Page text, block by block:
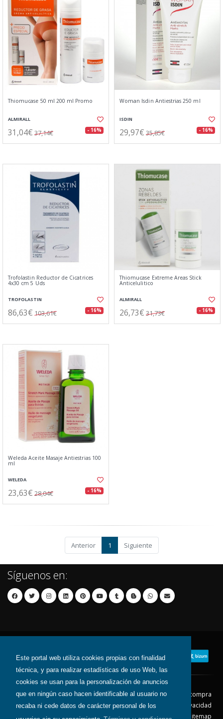
Este portal web utiliza cookies propias con finalidad
técnica, y para realizar estadísticas de uso Web, las
cookies se usan para la personalización de anuncios
que en ningún caso hacen identificable al usuario no
recaba ni cede datos de carácter personal de los
Thiomucase 50 ml 200 ml Promo
ALMIRALL
31,04€ 37,14€ - 16%
Woman Isdin Antiestrias 250 ml
ISDIN
29,97€ 35,85€ - 16%
Trofolastin Reductor de Cicatrices
4x30 cm 5 Uds
TROFOLASTIN
86,63€ 103,61€ - 16%
Thiomucase Extreme Areas Stick
Anticelulitico
ALMIRALL
26,73€ 31,73€ - 16%
Weleda Aceite Masaje Antiestrias 100
ml
WELEDA
23,63€ 28,04€ - 16%
Anterior 1 Siguiente
Síguenos en:
Contacto Aviso Legal
Condiciones de compra
Política de envíos
Política de devolución
Política de Privacidad
Política de Cookies
Sitemap